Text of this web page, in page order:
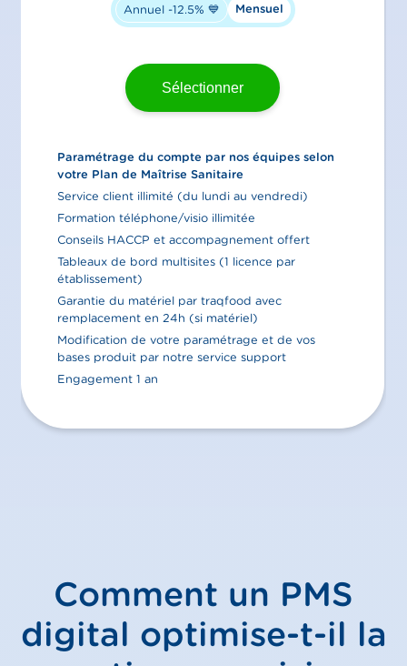
Annuel -12.5% 💙 Mensuel
Sélectionner
Paramétrage du compte par nos équipes selon
votre Plan de Maîtrise Sanitaire
Service client illimité (du lundi au vendredi)
Formation téléphone/visio illimitée
Conseils HACCP et accompagnement offert
Tableaux de bord multisites (1 licence par
établissement)
Garantie du matériel par traqfood avec
remplacement en 24h (si matériel)
Modification de votre paramétrage et de vos
bases produit par notre service support
Engagement 1 an
Comment un PMS
digital optimise-t-il la